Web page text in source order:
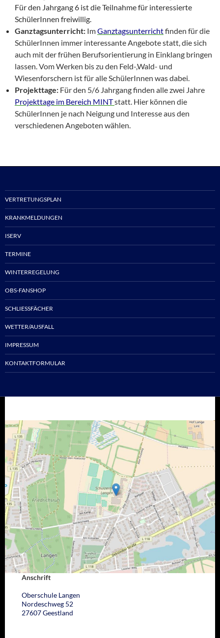
Für den Jahrgang 6 ist die Teilnahme für interessierte
SchülerInnen freiwillig.
Ganztagsunterricht: ImGanztagsunterrichtfinden für die
SchülerInnen immer interessante Angebote statt, die sich
auch mit der frühen Berufsorientierung in Einklang bringen
lassen. Vom Werken bis zu den Feld-,Wald- und
Wiesenforschern ist für alle SchülerInnen was dabei.
Projekttage: Für den 5/6 Jahrgang finden alle zwei Jahre
Projekttage im Bereich MINTstatt. Hier können die
SchülerInnen je nach Neigung und Interesse aus den
verschiedenen Angeboten wählen.
VERTRETUNGSPLAN
KRANKMELDUNGEN
ISERV
TERMINE
WINTERREGELUNG
OBS-FANSHOP
SCHLIESSFÄCHER
WETTER/AUSFALL
IMPRESSUM
KONTAKTFORMULAR
Anschrift
Oberschule Langen
Nordeschweg 52
27607 Geestland